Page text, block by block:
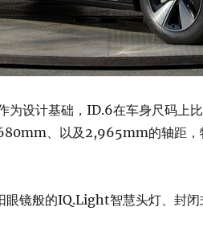
设计基础，ID.6在车身尺码上
、以及2,965mm的轴距，
眼镜般的IQ.Light智慧头灯、封